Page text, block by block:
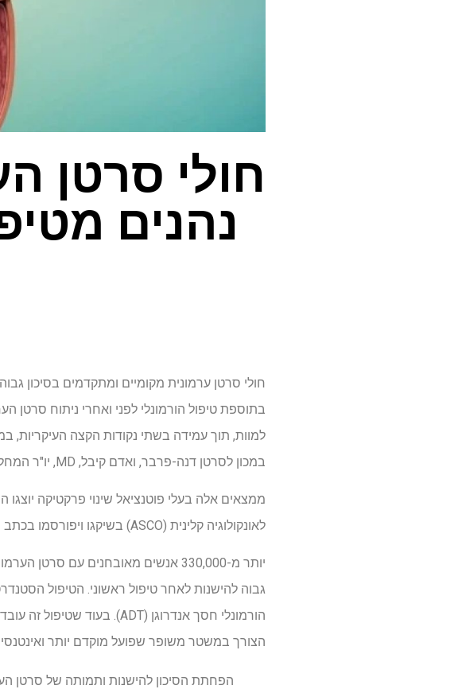
חולי סרטן
נהנים
בתוספת טיפול הורמונלי לפני ואחרי ניתוח סרטן
במכון לסרטן דנה-פרבר, ואדם קיבל, MD, יו"ר המחלקה לאורולוגיה במיסה גנרל בריגהם.
לאונקולוגיה קלינית (ASCO) בשיקגו ויפורסמו בכתב העת New England Journal of Medicine.
גבוה להישנות לאחר טיפול ראשוני. הטיפול
הצורך במשטר משופר שפועל מוקדם יותר
הפחתת הסיכון להישנות ותמותה של סרטן